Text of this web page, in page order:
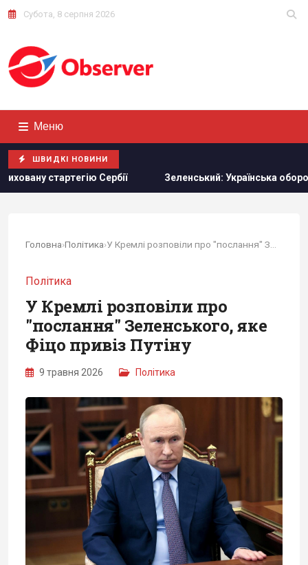
Субота, 8 серпня 2026
Меню
ШВИДКІ НОВИНИ
Зеленський: Українська оборонка може збільшити
Головна›Політика›
Політика
У Кремлі розповіли про
"послання" Зеленського, яке
Фіцо привіз Путіну
9 травня 2026 Політика